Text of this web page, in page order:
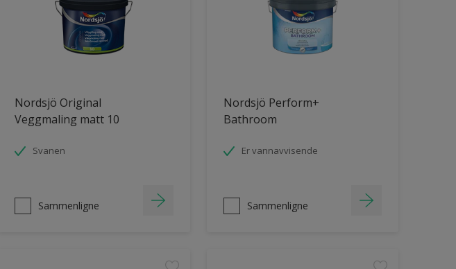
Nordsjö Original
Veggmaling matt 10
Svanen
Sammenligne
Nordsjö Perform+
Bathroom
Er vannavvisende
Sammenligne